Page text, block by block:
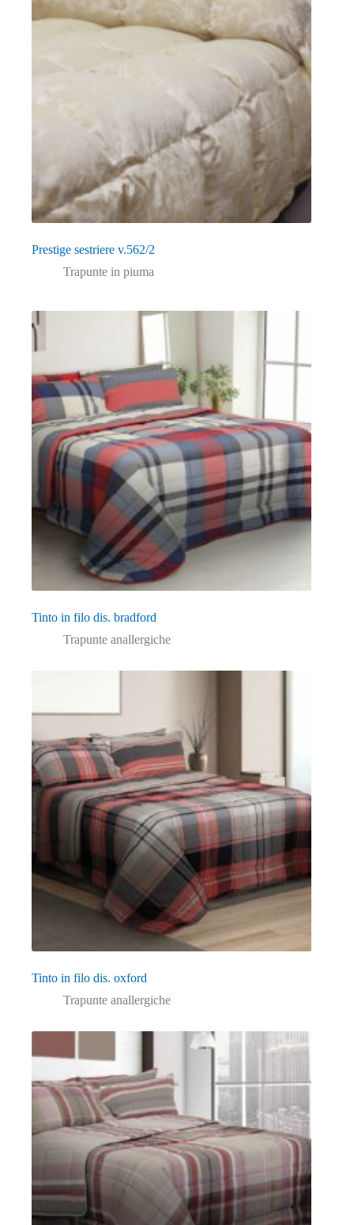
Prestige sestriere v.562/2
Trapunte in piuma
Tinto in filo dis. bradford
Trapunte anallergiche
Tinto in filo dis. oxford
Trapunte anallergiche